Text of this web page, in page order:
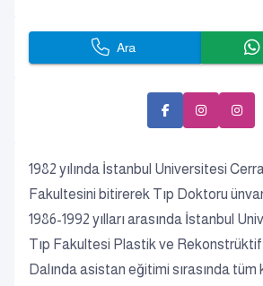
1982 yılında İstanbul Universitesi
Fakultesini bitirerek Tıp Doktoru
1986-1992 yılları arasında İstanbul
Tıp Fakultesi Plastik ve
Dalında asistan eğitimi sırasında tüm
Ara